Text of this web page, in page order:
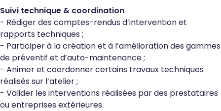
Suivi technique & coordination
- Rédiger des comptes-rendus d’intervention et
rapports techniques ;
- Participer à la création et à l’amélioration des gammes
de préventif et d’auto-maintenance ;
- Animer et coordonner certains travaux techniques
réalisés sur l’atelier ;
- Valider les interventions réalisées par des prestataires
ou entreprises extérieures.